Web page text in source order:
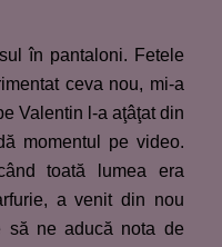
în pantaloni. Fetele
ceva nou, mi-a
Valentin l-a aţâţat din
momentul pe video.
toată lumea era
a venit din nou
să ne aducă nota de